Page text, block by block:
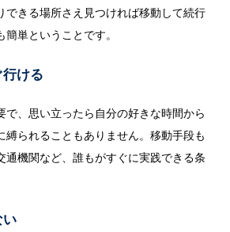
できる場所さえ見つければ移動して続行
単ということです。
ける
で、思い立ったら自分の好きな時間から
縛られることもありません。移動手段も
通機関など、誰もがすぐに実践できる条
い